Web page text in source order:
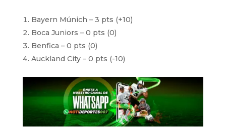
Bayern Múnich – 3 pts (+10)
Boca Juniors – 0 pts (0)
Benfica – 0 pts (0)
Auckland City – 0 pts (-10)